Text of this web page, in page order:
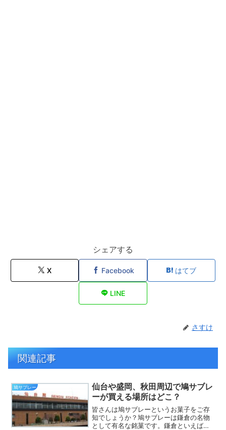
シェアする
X Facebook はてブ
LINE
さすけ
関連記事
鳩サブレー
仙台や盛岡、秋田周辺で鳩サブレ
ーが買える場所はどこ？
皆さんは鳩サブレーというお菓子をご存
知でしょうか？鳩サブレーは鎌倉の名物
として有名な銘菓です。鎌倉といえば鶴